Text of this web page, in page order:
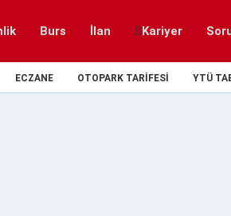
Burs İlan Kariyer
ECZANE OTOPARK TARIFESI YTÜ